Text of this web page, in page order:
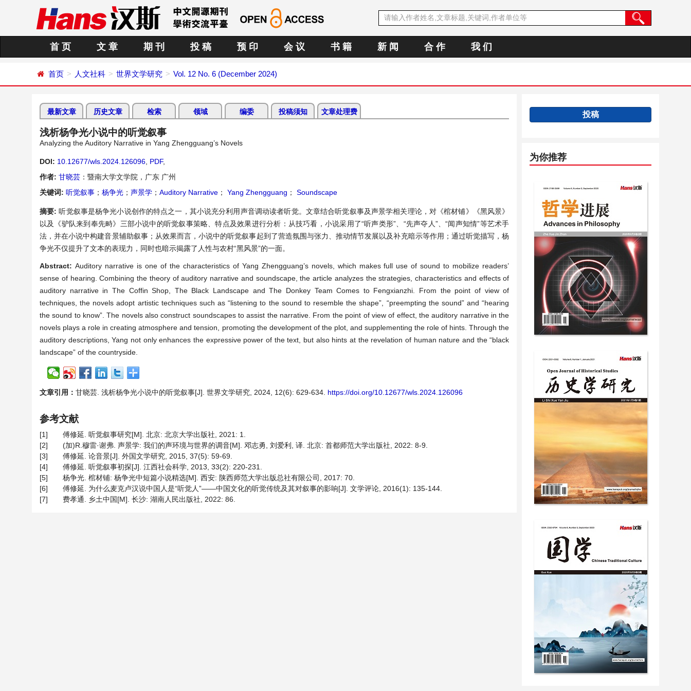
首 页 文 章 期 刊 投 稿 预 印 会 议 书 籍 新 闻 合 作 我 们
首页 人文社科 世界文学研究 Vol. 12 No. 6 (December 2024)
最新文章 历史文章 检索 领域 编委 投稿须知 文章处理费
浅析杨争光小说中的听觉叙事
Analyzing the Auditory Narrative in Yang Zhengguang’s Novels
DOI: 10.12677/wls.2024.126096 PDF,
作者: 甘晓芸 ：暨南大学文学院，广东 广州
关键词: 听觉叙事 ； 杨争光 ； 声景学 ； Auditory Narrative ； Yang Zhengguang ； Soundscape
摘要:听觉叙事是杨争光小说创作的特点之一，其小说充分利用声音调动读者听觉。文章结合听觉叙事及声景学相关理论，对《棺材铺》《黑风景》
以及《驴队来到奉先畤》三部小说中的听觉叙事策略、特点及效果进行分析：从技巧看，小说采用了“听声类形”、“先声夺人”、“闻声知情”等艺术手
法，并在小说中构建音景辅助叙事；从效果而言，小说中的听觉叙事起到了营造氛围与张力、推动情节发展以及补充暗示等作用；通过听觉描写，杨
争光不仅提升了文本的表现力，同时也暗示揭露了人性与农村“黑风景”的一面。
Abstract: Auditory narrative is one of the characteristics of Yang Zhengguang’s novels, which makes full use of sound to mobilize readers’
sense of hearing. Combining the theory of auditory narrative and soundscape, the article analyzes the strategies, characteristics and effects of
auditory narrative in The Coffin Shop, The Black Landscape and The Donkey Team Comes to Fengxianzhi. From the point of view of
techniques, the novels adopt artistic techniques such as “listening to the sound to resemble the shape”, “preempting the sound” and “hearing
the sound to know”. The novels also construct soundscapes to assist the narrative. From the point of view of effect, the auditory narrative in the
novels plays a role in creating atmosphere and tension, promoting the development of the plot, and supplementing the role of hints. Through the
auditory descriptions, Yang not only enhances the expressive power of the text, but also hints at the revelation of human nature and the “black
landscape” of the countryside.
文章引用： 甘晓芸. 浅析杨争光小说中的听觉叙事[J]. 世界文学研究, 2024, 12(6): 629-634. https://doi.org/10.12677/wls.2024.126096
参考文献
[1]
傅修延. 听觉叙事研究[M]. 北京: 北京大学出版社, 2021: 1.
[2]
(加)R.穆雷·谢弗. 声景学: 我们的声环境与世界的调音[M]. 邓志勇, 刘爱利, 译. 北京: 首都师范大学出版社, 2022: 8-9.
[3]
傅修延. 论音景[J]. 外国文学研究, 2015, 37(5): 59-69.
[4]
傅修延. 听觉叙事初探[J]. 江西社会科学, 2013, 33(2): 220-231.
[5]
杨争光. 棺材铺: 杨争光中短篇小说精选[M]. 西安: 陕西师范大学出版总社有限公司, 2017: 70.
[6]
傅修延. 为什么麦克卢汉说中国人是“听觉人”——中国文化的听觉传统及其对叙事的影响[J]. 文学评论, 2016(1): 135-144.
[7]
费孝通. 乡土中国[M]. 长沙: 湖南人民出版社, 2022: 86.
投稿
为你推荐